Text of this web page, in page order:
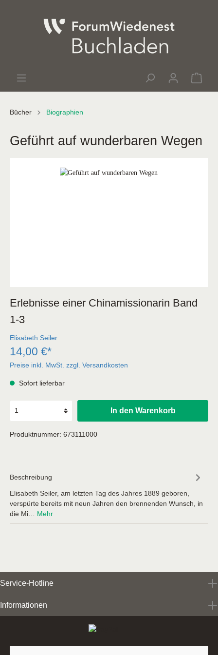
Bücher Biographien
Geführt auf wunderbaren Wegen
Erlebnisse einer Chinamissionarin Band
1-3
Elisabeth Seiler
14,00 €*
Preise inkl. MwSt. zzgl. Versandkosten
Sofort lieferbar
In den Warenkorb
Produktnummer: 673111000
Beschreibung
Elisabeth Seiler, am letzten Tag des Jahres 1889 geboren,
verspürte bereits mit neun Jahren den brennenden Wunsch, in
die Mi… Mehr
Service-Hotline
Informationen